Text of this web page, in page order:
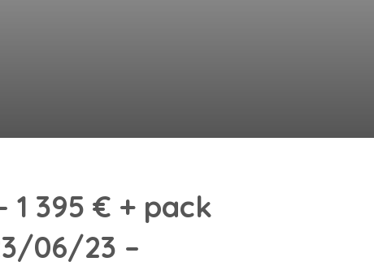
1 395 € + pack
06/23 –